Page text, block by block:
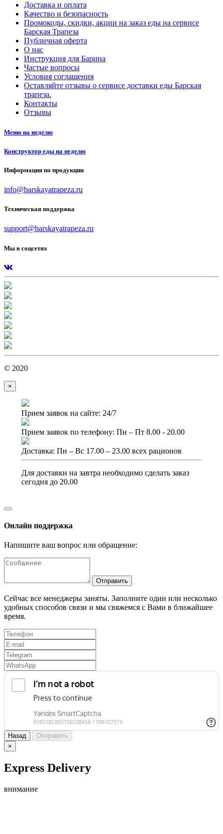
Доставка и оплата
Качество и безопасность
Промокоды, скидки, акции на заказ еды на сервисе
Барская Трапеза
Публичная оферта
О нас
Инструкция для Барина
Частые вопросы
Условия соглашения
Оставляйте отзывы о сервисе доставки еды Барская
трапеза.
Контакты
Отзывы
Меню на неделю
Конструктор еды на неделю
Информация по продукции
info@barskayatrapeza.ru
Техническая поддержка
support@barskayatrapeza.ru
Мы в соцсетях
© 2020
×
Прием заявок на сайте: 24/7
Прием заявок по телефону: Пн – Пт 8.00 - 20.00
Доставка: Пн – Вс 17.00 – 23.00 всех рационов
Для доставки на завтра необходимо сделать заказ
сегодня до 20.00
Онлайн поддержка
Напишите ваш вопрос или обращение:
Отправить
Сейчас все менеджеры заняты. Заполните один или несколько
удобных способов связи и мы свяжемся с Вами в ближайшее
время.
Назад
Отправить
×
Express Delivery
внимание